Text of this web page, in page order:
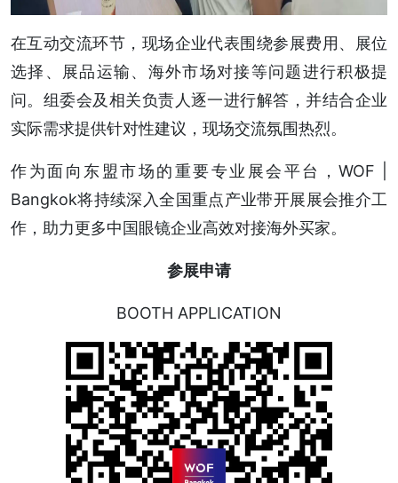
在互动交流环节，现场企业代表围绕参展费用、展位
选择、展品运输、海外市场对接等问题进行积极提
问。组委会及相关负责人逐一进行解答，并结合企业
实际需求提供针对性建议，现场交流氛围热烈。
作为面向东盟市场的重要专业展会平台，WOF |
Bangkok将持续深入全国重点产业带开展展会推介工
作，助力更多中国眼镜企业高效对接海外买家。
参展申请
BOOTH APPLICATION